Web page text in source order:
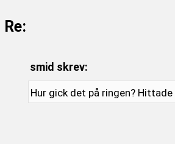
Re:
smid skrev:
Hur gick det på ringen?